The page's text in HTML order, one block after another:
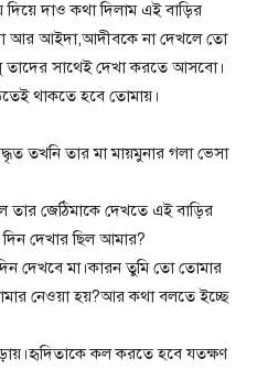
দাও কথা দিলাম এই বাড়ির
আর আইদা,আদীবকে না দেখলে তো
সাথেই দেখা করতে আসবো।
থাকতে হবে তোমায়।
তখনি তার মা মায়মুনার গলা ভেসা
তার জেঠিমাকে দেখতে এই বাড়ির
দেখার ছিল আমার?
দেখবে মা।কারন তুমি তো তোমার
নেওয়া হয়?আর কথা বলতে ইচ্ছে
কল করতে হবে যতক্ষণ